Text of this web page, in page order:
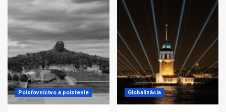
Poisťovníctvo a poistenie Globalizácia